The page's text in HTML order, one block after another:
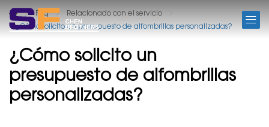
Faq
Relacionado con el servicio
¿Cómo solicito un presupuesto de alfombrillas personalizadas?
¿Cómo solicito un
presupuesto de alfombrillas
personalizadas?